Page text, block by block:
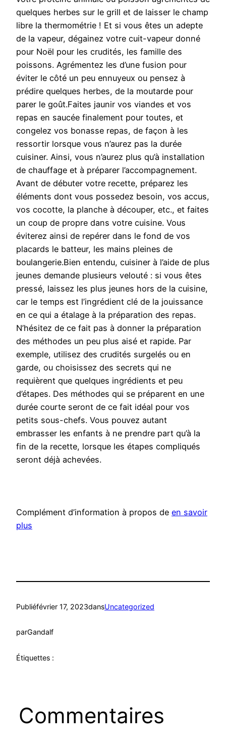
quelques herbes sur le grill et de laisser le champ
libre la thermométrie ! Et si vous êtes un adepte
de la vapeur, dégainez votre cuit-vapeur donné
pour Noël pour les crudités, les famille des
poissons. Agrémentez les d’une fusion pour
éviter le côté un peu ennuyeux ou pensez à
prédire quelques herbes, de la moutarde pour
parer le goût.Faites jaunir vos viandes et vos
repas en saucée finalement pour toutes, et
congelez vos bonasse repas, de façon à les
ressortir lorsque vous n’aurez pas la durée
cuisiner. Ainsi, vous n’aurez plus qu’à installation
de chauffage et à préparer l’accompagnement.
Avant de débuter votre recette, préparez les
éléments dont vous possedez besoin, vos accus,
vos cocotte, la planche à découper, etc., et faites
un coup de propre dans votre cuisine. Vous
éviterez ainsi de repérer dans le fond de vos
placards le batteur, les mains pleines de
boulangerie.Bien entendu, cuisiner à l’aide de plus
jeunes demande plusieurs velouté : si vous êtes
pressé, laissez les plus jeunes hors de la cuisine,
car le temps est l’ingrédient clé de la jouissance
en ce qui a étalage à la préparation des repas.
N’hésitez de ce fait pas à donner la préparation
des méthodes un peu plus aisé et rapide. Par
exemple, utilisez des crudités surgelés ou en
garde, ou choisissez des secrets qui ne
requièrent que quelques ingrédients et peu
d’étapes. Des méthodes qui se préparent en une
durée courte seront de ce fait idéal pour vos
petits sous-chefs. Vous pouvez autant
embrasser les enfants à ne prendre part qu’à la
fin de la recette, lorsque les étapes compliqués
seront déjà achevées.
Complément d’information à propos de en savoir
plus
Publiéfévrier 17, 2023dansUncategorized
parGandalf
Étiquettes :
Commentaires